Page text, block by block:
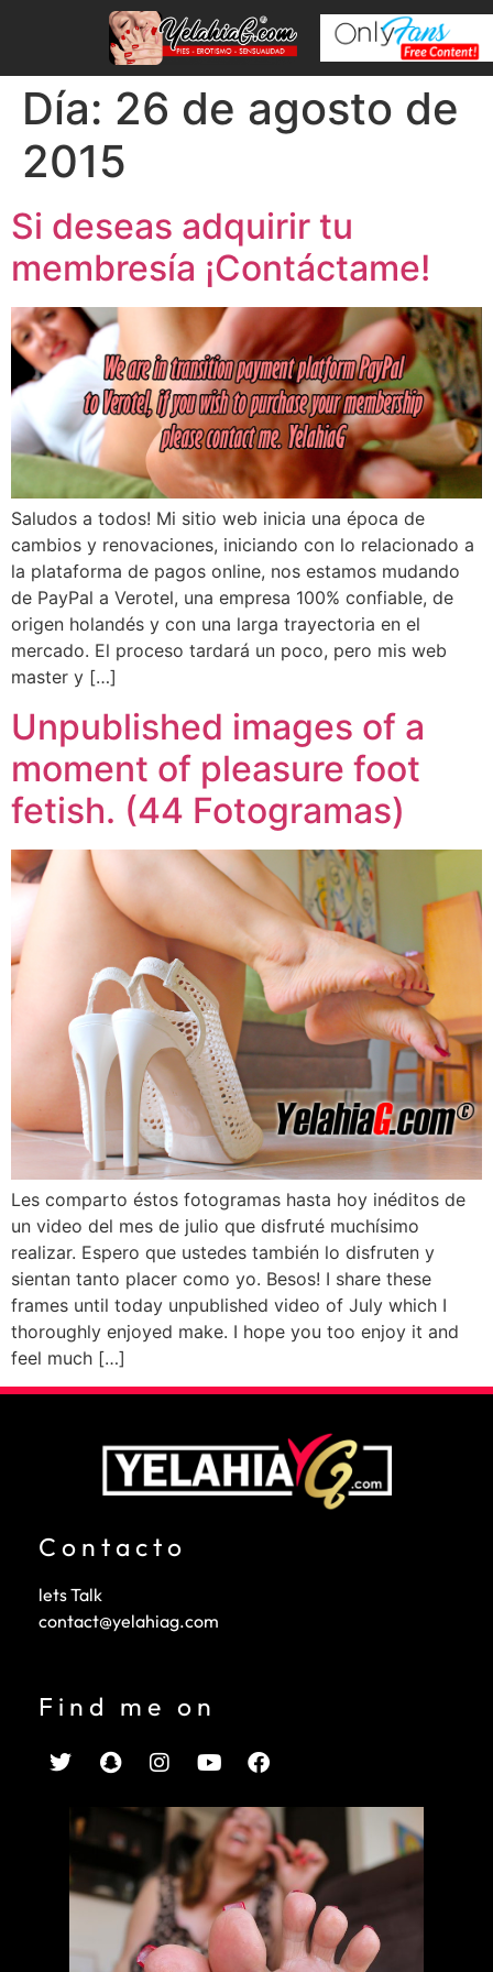
Día: 26 de agosto de
2015
Si deseas adquirir tu
membresía ¡Contáctame!
Saludos a todos! Mi sitio web inicia una época de
cambios y renovaciones, iniciando con lo relacionado a
la plataforma de pagos online, nos estamos mudando
de PayPal a Verotel, una empresa 100% confiable, de
origen holandés y con una larga trayectoria en el
mercado. El proceso tardará un poco, pero mis web
master y […]
Unpublished images of a
moment of pleasure foot
fetish. (44 Fotogramas)
Les comparto éstos fotogramas hasta hoy inéditos de
un video del mes de julio que disfruté muchísimo
realizar. Espero que ustedes también lo disfruten y
sientan tanto placer como yo. Besos! I share these
frames until today unpublished video of July which I
thoroughly enjoyed make. I hope you too enjoy it and
feel much […]
Contacto
lets Talk
contact@yelahiag.com
Find me on